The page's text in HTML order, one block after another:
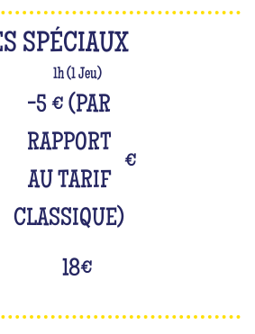
SPÉCIAUX
1h (1 Jeu)
-5 € (PAR
RAPPORT
AU TARIF
CLASSIQUE)
€
18€